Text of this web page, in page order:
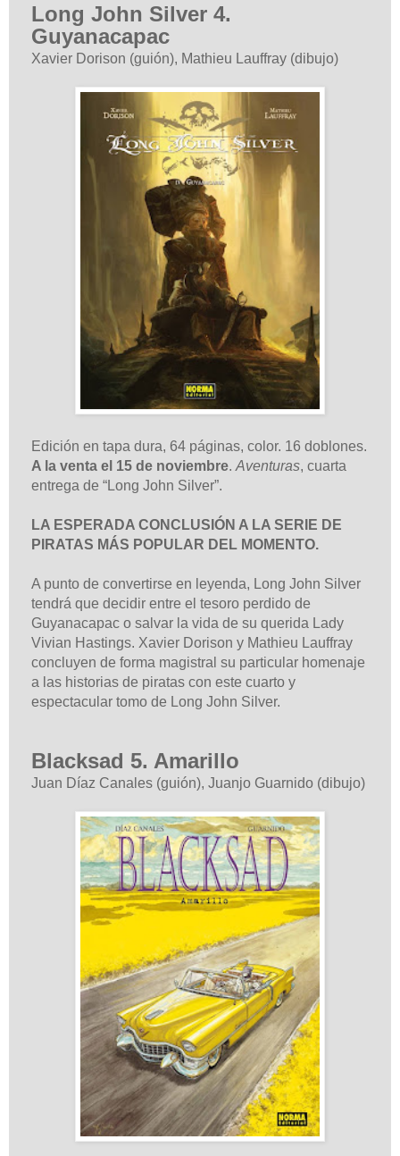
Long John Silver 4.
Guyanacapac
Xavier Dorison (guión), Mathieu Lauffray (dibujo)
Edición en tapa dura, 64 páginas, color. 16 doblones.
A la venta el 15 de noviembre.Aventuras, cuarta
entrega de “Long John Silver”.
LA ESPERADA CONCLUSIÓN A LA SERIE DE
PIRATAS MÁS POPULAR DEL MOMENTO.
A punto de convertirse en leyenda, Long John Silver
tendrá que decidir entre el tesoro perdido de
Guyanacapac o salvar la vida de su querida Lady
Vivian Hastings. Xavier Dorison y Mathieu Lauffray
concluyen de forma magistral su particular homenaje
a las historias de piratas con este cuarto y
espectacular tomo de Long John Silver.
Blacksad 5. Amarillo
Juan Díaz Canales (guión), Juanjo Guarnido (dibujo)